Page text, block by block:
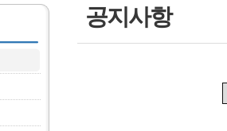
공지사항